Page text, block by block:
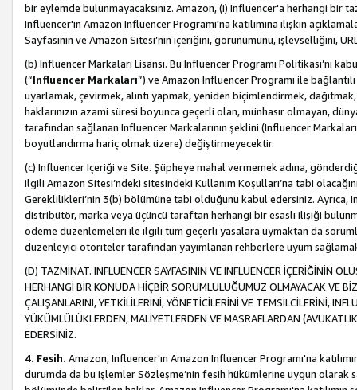
bir eylemde bulunmayacaksınız. Amazon, (i) Influencer'a herhangi bir
Influencer'ın Amazon Influencer Programı'na katılımına ilişkin
Sayfasının ve Amazon Sitesi’nin içeriğini, görünümünü, işlevselliğini,
(b) Influencer Markaları Lisansı. Bu Influencer Programı Politikası’nı
(“Influencer Markaları”) ve Amazon Influencer Programı ile
uyarlamak, çevirmek, alıntı yapmak, yeniden biçimlendirmek,
haklarınızın azami süresi boyunca geçerli olan, münhasır olmayan,
tarafından sağlanan Influencer Markalarının şeklini (Influencer
boyutlandırma hariç olmak üzere) değiştirmeyecektir.
(c) Influencer İçeriği ve Site. Şüpheye mahal vermemek adına,
ilgili Amazon Sitesi’ndeki sitesindeki Kullanım Koşulları’na tabi
Gereklilikleri’nin 3(b) bölümüne tabi olduğunu kabul edersiniz. Ayrıca,
distribütör, marka veya üçüncü taraftan herhangi bir esaslı ilişiği
ödeme düzenlemeleri ile ilgili tüm geçerli yasalara uymaktan da
düzenleyici otoriteler tarafından yayımlanan rehberlere uyum
(D) TAZMİNAT. INFLUENCER SAYFASININ VE INFLUENCER İÇERİĞİNİN
HERHANGİ BİR KONUDA HİÇBİR SORUMLULUĞUMUZ OLMAYACAK VE
ÇALIŞANLARINI, YETKİLİLERİNİ, YÖNETİCİLERİNİ VE TEMSİLCİLERİNİ,
YÜKÜMLÜLÜKLERDEN, MALİYETLERDEN VE MASRAFLARDAN
EDERSİNİZ.
4. Fesih. Amazon, Influencer'ın Amazon Influencer Programı'na
durumda da bu işlemler Sözleşme’nin fesih hükümlerine uygun olarak